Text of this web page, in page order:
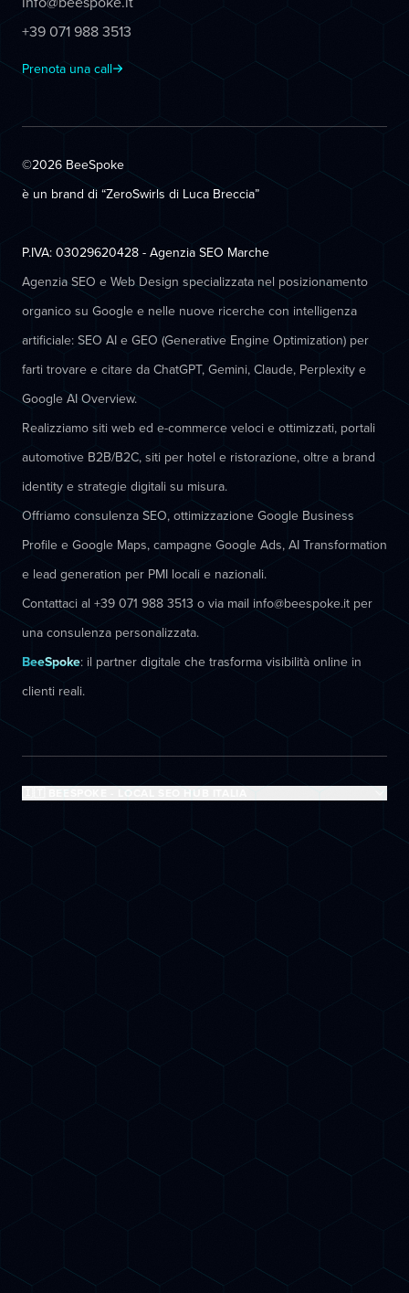
+39 071 988 3513
Prenota una call
©2026 BeeSpoke
è un brand di “ZeroSwirls di Luca Breccia”
P.IVA: 03029620428 - Agenzia SEO Marche
Agenzia SEO e Web Design specializzata nel posizionamento
organico su Google e nelle nuove ricerche con intelligenza
artificiale: SEO AI e GEO (Generative Engine Optimization) per
farti trovare e citare da ChatGPT, Gemini, Claude, Perplexity e
Google AI Overview.
Realizziamo siti web ed e-commerce veloci e ottimizzati, portali
automotive B2B/B2C, siti per hotel e ristorazione, oltre a brand
identity e strategie digitali su misura.
Offriamo consulenza SEO, ottimizzazione Google Business
Profile e Google Maps, campagne Google Ads, AI Transformation
e lead generation per PMI locali e nazionali.
Contattaci al +39 071 988 3513 o via mail info@beespoke.it per
una consulenza personalizzata.
BeeSpoke: il partner digitale che trasforma visibilità online in
clienti reali.
🇮🇹 BEESPOKE - LOCAL SEO HUB ITALIA